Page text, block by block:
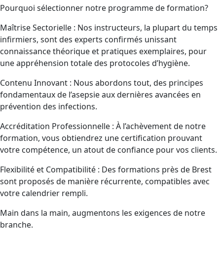
Pourquoi sélectionner notre programme de formation?
Maîtrise Sectorielle : Nos instructeurs, la plupart du temps
infirmiers, sont des experts confirmés unissant
connaissance théorique et pratiques exemplaires, pour
une appréhension totale des protocoles d’hygiène.
Contenu Innovant : Nous abordons tout, des principes
fondamentaux de l’asepsie aux dernières avancées en
prévention des infections.
Accréditation Professionnelle : À l’achèvement de notre
formation, vous obtiendrez une certification prouvant
votre compétence, un atout de confiance pour vos clients.
Flexibilité et Compatibilité : Des formations près de Brest
sont proposés de manière récurrente, compatibles avec
votre calendrier rempli.
Main dans la main, augmentons les exigences de notre
branche.